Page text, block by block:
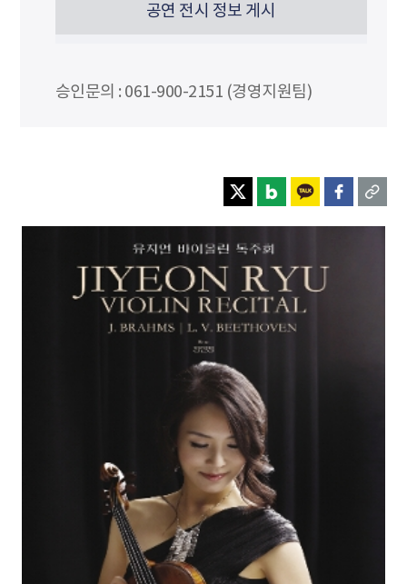
공연 전시 정보 게시
승인문의 : 061-900-2151 (경영지원팀)